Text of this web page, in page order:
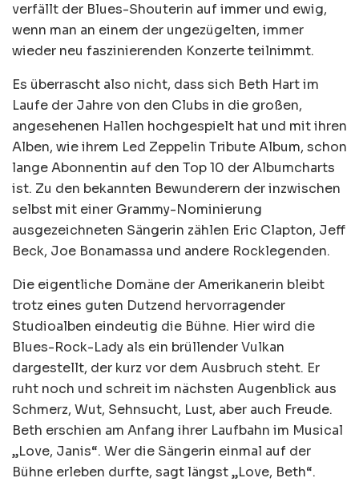
verfällt der Blues-Shouterin auf immer und ewig,
wenn man an einem der ungezügelten, immer
wieder neu faszinierenden Konzerte teilnimmt.
Es überrascht also nicht, dass sich Beth Hart im
Laufe der Jahre von den Clubs in die großen,
angesehenen Hallen hochgespielt hat und mit ihren
Alben, wie ihrem Led Zeppelin Tribute Album, schon
lange Abonnentin auf den Top 10 der Albumcharts
ist. Zu den bekannten Bewunderern der inzwischen
selbst mit einer Grammy-Nominierung
ausgezeichneten Sängerin zählen Eric Clapton, Jeff
Beck, Joe Bonamassa und andere Rocklegenden.
Die eigentliche Domäne der Amerikanerin bleibt
trotz eines guten Dutzend hervorragender
Studioalben eindeutig die Bühne. Hier wird die
Blues-Rock-Lady als ein brüllender Vulkan
dargestellt, der kurz vor dem Ausbruch steht. Er
ruht noch und schreit im nächsten Augenblick aus
Schmerz, Wut, Sehnsucht, Lust, aber auch Freude.
Beth erschien am Anfang ihrer Laufbahn im Musical
„Love, Janis“. Wer die Sängerin einmal auf der
Bühne erleben durfte, sagt längst „Love, Beth“.